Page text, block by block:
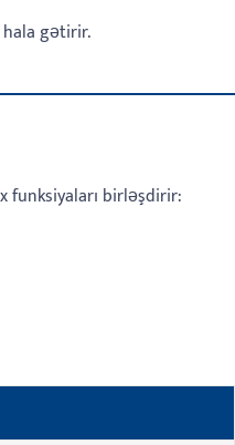
gətirir.
funksiyaları birləşdirir: